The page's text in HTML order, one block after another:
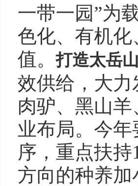
一带一园”为
色化、有机
值。打造太岳
效供给，大
肉驴、黑山
业布局。今
序，重点扶
方向的种养